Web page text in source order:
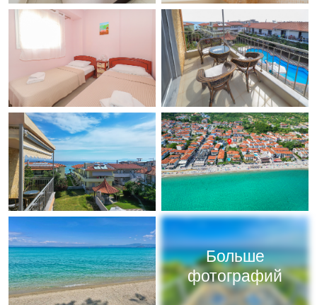
Больше
фотографий